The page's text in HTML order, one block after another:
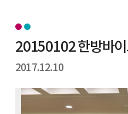
20150102 한방바
2017.12.10